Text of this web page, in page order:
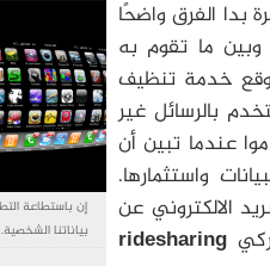
إن باستطاعة
بياناتنا
تقوم بتعقب
بدا الفرق واضحًا
ما تقوم به
خدمة تنظيف
بالرسائل غير
عندما تبين أن
واستثمارها.
الالكتروني عن
ridesharing